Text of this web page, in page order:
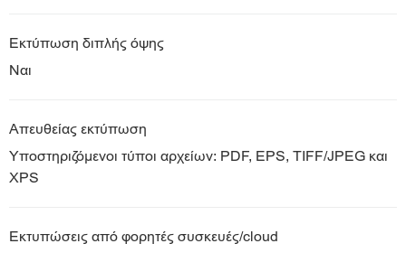
Εκτύπωση διπλής όψης
Ναι
Απευθείας εκτύπωση
Υποστηριζόμενοι τύποι αρχείων: PDF, EPS, TIFF/JPEG και
XPS
Εκτυπώσεις από φορητές συσκευές/cloud